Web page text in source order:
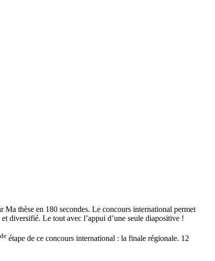
Ma thèse en 180 secondes. Le concours international permet
diversifié. Le tout avec l’appui d’une seule diapositive !
étape de ce concours international : la finale régionale. 12